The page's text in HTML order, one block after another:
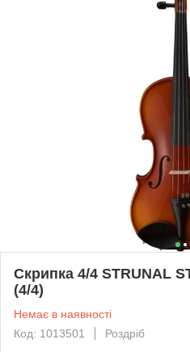
Скрипка 4/4 STRUNAL
(4/4)
Немає в наявності
Код: 1013501
Роздріб